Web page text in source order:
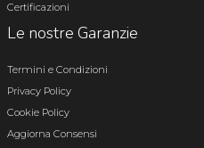
Certificazioni
Le nostre Garanzie
Termini e Condizioni
Privacy Policy
Cookie Policy
Aggiorna Consensi